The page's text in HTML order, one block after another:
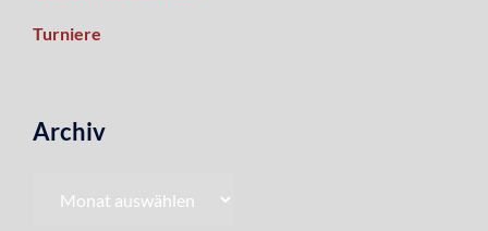
Turniere
Archiv